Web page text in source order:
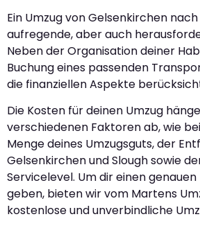
Ein Umzug von Gelsenkirchen
aufregende, aber auch
Neben der Organisation deiner
Buchung eines passenden
die finanziellen Aspekte
Die Kosten für deinen Umzug
verschiedenen Faktoren ab, wie
Menge deines Umzugsguts, der
Gelsenkirchen und Slough sowie
Servicelevel. Um dir einen
geben, bieten wir vom Martens
kostenlose und unverbindliche